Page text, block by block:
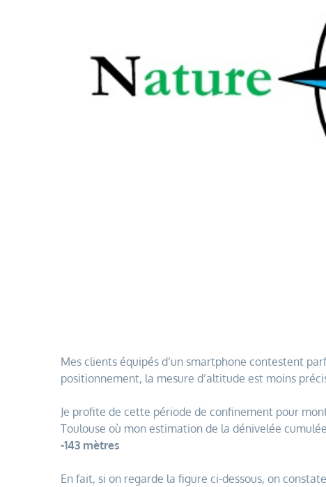
Mes clients équipés d’un smartphone contestent
positionnement, la mesure d’altitude est moins
Je profite de cette période de confinement pour
Toulouse où mon estimation de la dénivelée
-143 mètres
En fait, si on regarde la figure ci-dessous, on